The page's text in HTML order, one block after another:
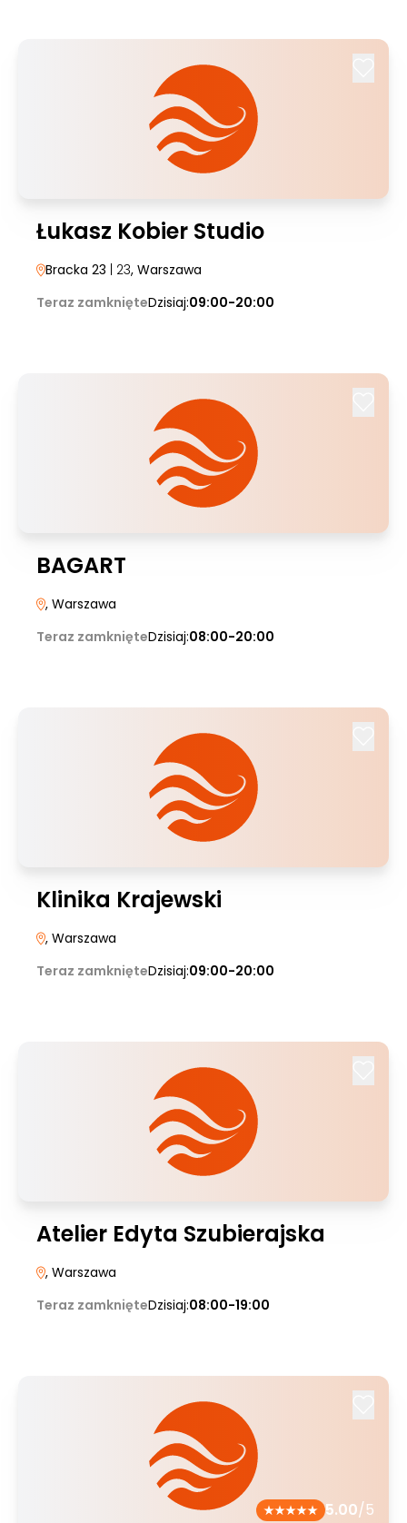
Łukasz Kobier Studio
Bracka 23 | 23, Warszawa
Teraz zamknięteDzisiaj:09:00-20:00
BAGART
, Warszawa
Teraz zamknięteDzisiaj:08:00-20:00
Klinika Krajewski
, Warszawa
Teraz zamknięteDzisiaj:09:00-20:00
Atelier Edyta Szubierajska
, Warszawa
Teraz zamknięteDzisiaj:08:00-19:00
5.00/5